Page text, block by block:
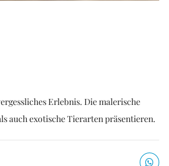
Erlebnis. Die malerische
auch exotische Tierarten präsentieren.